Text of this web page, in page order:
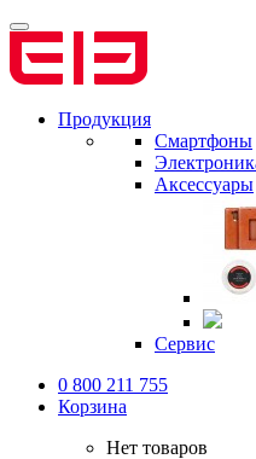
Продукция
Смартфоны
Аксессуары
Сервис
0 800 211 755
Корзина
Нет товаров